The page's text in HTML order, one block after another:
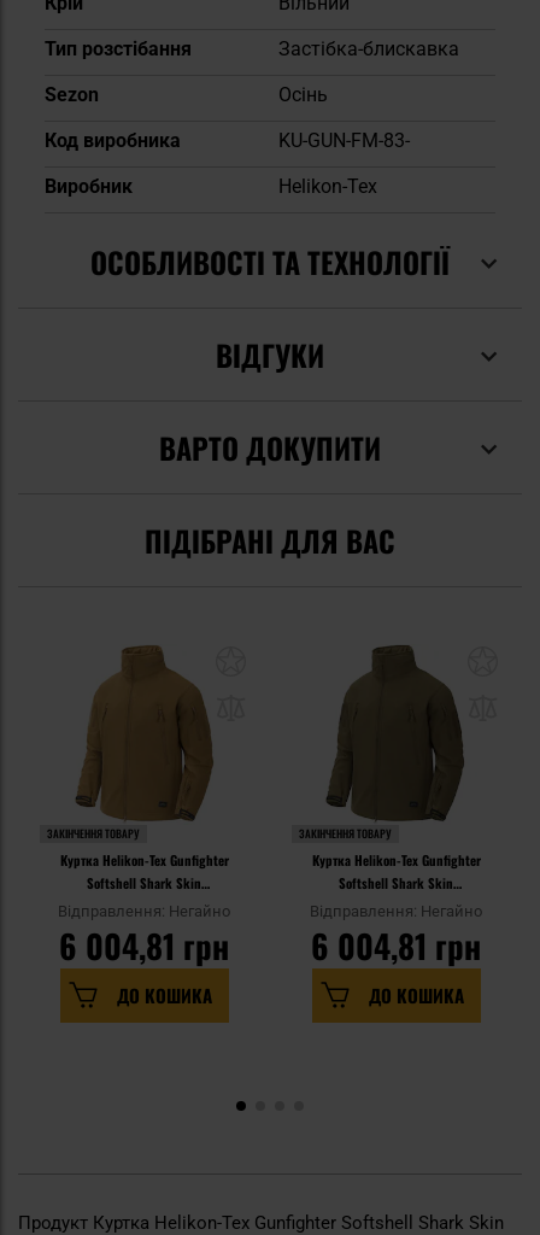
Тип розстібання
Застібка-блискавка
Sezon
Осінь
Код виробника
KU-GUN-FM-83-
Виробник
Helikon-Tex
ОСОБЛИВОСТІ ТА ТЕХНОЛОГІЇ
ВІДГУКИ
ВАРТО ДОКУПИТИ
ПІДІБРАНІ ДЛЯ ВАС
ЗАКІНЧЕННЯ ТОВАРУ
Куртка Helikon-Tex Gunfighter
Softshell Shark Skin
Windblocker - Coyote
Відправлення: Негайно
6 004,81 грн
ДО КОШИКА
ЗАКІНЧЕННЯ ТОВАРУ
Куртка Helikon-Tex Gunfighter
Softshell Shark Skin
Windblocker - Adaptive Green
Відправлення: Негайно
6 004,81 грн
ДО КОШИКА
Продукт Куртка Helikon-Tex Gunfighter Softshell Shark Skin